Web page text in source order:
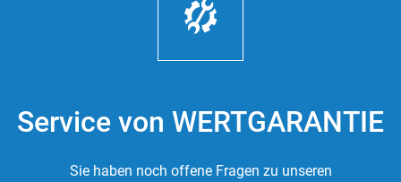
Service von WERTGARANTIE
Sie haben noch offene Fragen zu unseren